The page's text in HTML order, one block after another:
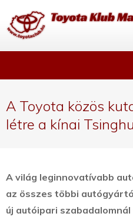
A Toyota közös
létre a kínai
A világ leginnovatívabb
az összes többi
új autóipari